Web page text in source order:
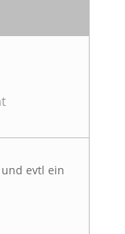
evtl ein